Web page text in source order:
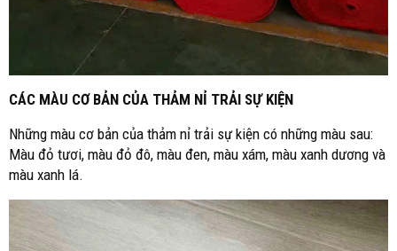
CÁC MÀU CƠ BẢN CỦA THẢM NỈ TRẢI SỰ KIỆN
Những màu cơ bản của thảm nỉ trải sự kiện có những màu sau:
Màu đỏ tươi, màu đỏ đô, màu đen, màu xám, màu xanh dương và
màu xanh lá.